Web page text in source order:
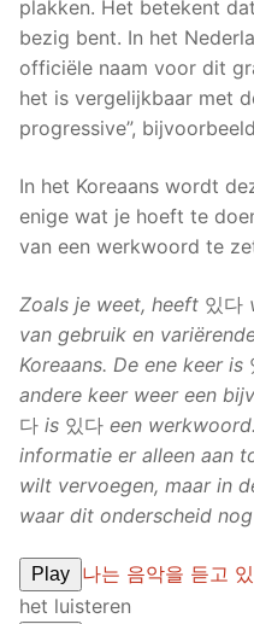
plakken. Het betekent
bezig bent. In het
officiële naam voor dit
het is vergelijkbaar met
progressive”,
In het Koreaans wordt
enige wat je hoeft te
van een werkwoord te
Zoals je weet, heeft 있다
van gebruik en
Koreaans. De ene keer is
andere keer weer een
다 is 있다 een
informatie er alleen aan
wilt vervoegen, maar in
waar dit onderscheid
Play 나는 음악을 듣고
het luisteren